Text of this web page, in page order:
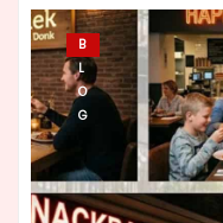
B
L
O
G